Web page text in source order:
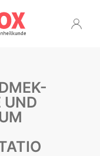
UND